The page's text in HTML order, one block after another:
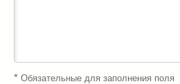
* Обязательные для заполнения поля